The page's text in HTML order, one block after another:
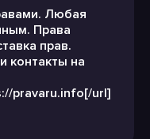
Любая
Права
прав.
контакты на
pravaru.info[/url]